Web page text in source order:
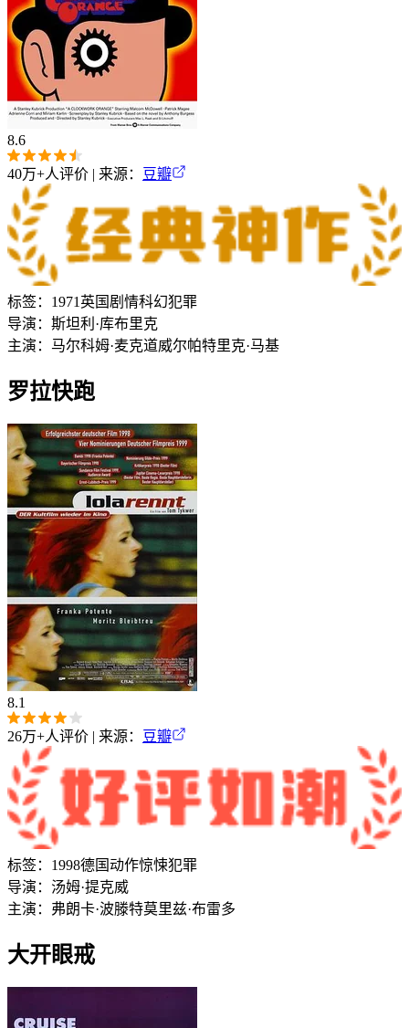
8.6
40万+人评价 | 来源： 豆瓣
标签： 1971 英国 剧情科幻犯罪
导演： 斯坦利·库布里克
主演： 马尔科姆·麦克道威尔帕特里克·马基
罗拉快跑
8.1
26万+人评价 | 来源： 豆瓣
标签： 1998德国动作惊悚犯罪
导演： 汤姆·提克威
主演： 弗朗卡·波滕特莫里兹·布雷多
大开眼戒